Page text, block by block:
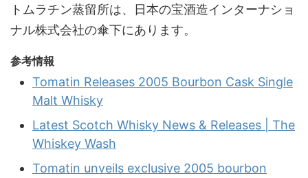
トムラチン蒸留所は、日本の宝酒造インターナショ
ナル株式会社の傘下にあります。
参考情報
Tomatin Releases 2005 Bourbon Cask Single
Malt Whisky
Latest Scotch Whisky News & Releases | The
Whiskey Wash
Tomatin unveils exclusive 2005 bourbon